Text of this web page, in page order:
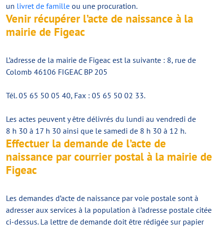
un livret de famille ou une procuration.
Venir récupérer l’acte de naissance à la
mairie de Figeac
L’adresse de la mairie de Figeac est la suivante : 8, rue de
Colomb 46106 FIGEAC BP 205
Tél. 05 65 50 05 40, Fax : 05 65 50 02 33.
Les actes peuvent y être délivrés du lundi au vendredi de
8 h 30 à 17 h 30 ainsi que le samedi de 8 h 30 à 12 h.
Effectuer la demande de l’acte de
naissance par courrier postal à la mairie de
Figeac
Les demandes d’acte de naissance par voie postale sont à
adresser aux services à la population à l’adresse postale citée
ci-dessus. La lettre de demande doit être rédigée sur papier